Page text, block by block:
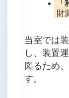
財
当室では
し、装置
図るため
す。